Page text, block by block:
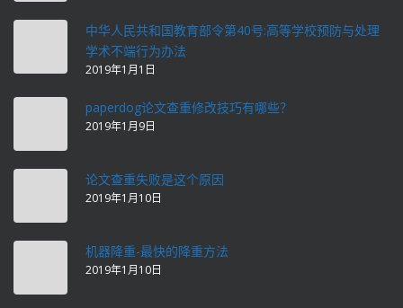
中华人民共和国教育部令第40号:高等学校预防与处理
学术不端行为办法
2019年1月1日
paperdog论文查重修改技巧有哪些？
2019年1月9日
论文查重失败是这个原因
2019年1月10日
机器降重-最快的降重方法
2019年1月10日